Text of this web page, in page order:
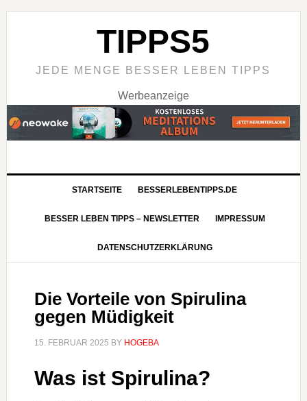
TIPPS5
JEDE MENGE BESSER LEBEN TIPPS
Werbeanzeige
STARTSEITE BESSERLEBENTIPPS.DE
BESSER LEBEN TIPPS – NEWSLETTER IMPRESSUM
DATENSCHUTZERKLÄRUNG
Die Vorteile von Spirulina
gegen Müdigkeit
15. FEBRUAR 2025 BY HOGEBA
W‬as i‬st Spirulina?